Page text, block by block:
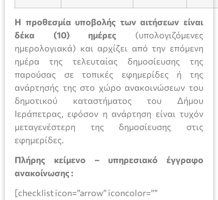
Η προθεσμία υποβολής των αιτήσεων είναι
δέκα (10) ημέρες (υπολογιζόμενες
ημερολογιακά) και αρχίζει από την επόμενη
ημέρα της τελευταίας δημοσίευσης της
παρούσας σε τοπικές εφημερίδες ή της
ανάρτησής της στο χώρο ανακοινώσεων του
δημοτικού καταστήματος του Δήμου
Ιεράπετρας, εφόσον η ανάρτηση είναι τυχόν
μεταγενέστερη της δημοσίευσης στις
εφημερίδες.
Πλήρης κείμενο – υπηρεσιακό έγγραφο
ανακοίνωσης :
[checklist icon=”arrow” iconcolor=””